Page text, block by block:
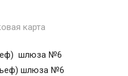
шлюза №6
шлюза №6